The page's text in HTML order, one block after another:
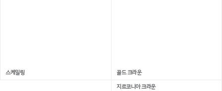
스케일링 골드 크라운
지르코니아 크라운